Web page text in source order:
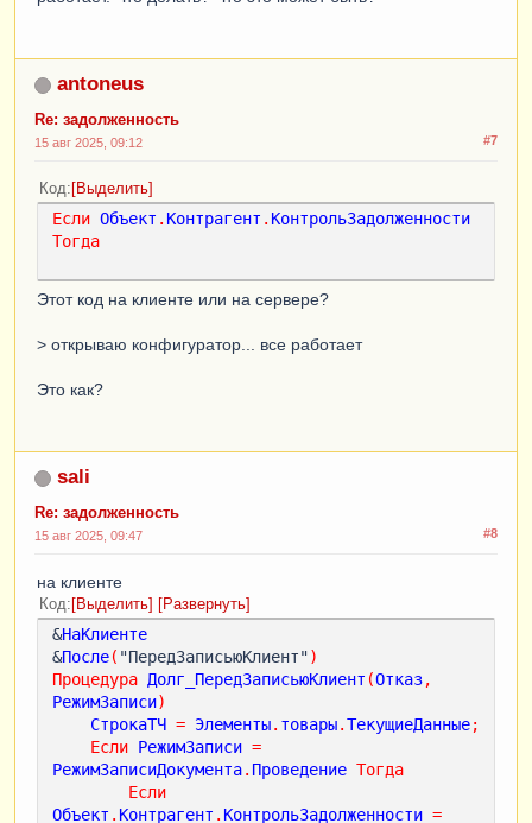
antoneus
Re: задолженность
#7
15 авг 2025, 09:12
Код Выделить
Если Объект . Контрагент . КонтрольЗадолженности
Тогда
Этот код на клиенте или на сервере?
> открываю конфигуратор... все работает
Это как?
sali
Re: задолженность
#8
15 авг 2025, 09:47
на клиенте
Код Выделить Развернуть
&НаКлиенте
&После( "ПередЗаписьюКлиент")
Процедура Долг_ПередЗаписьюКлиент (Отказ,
РежимЗаписи)
СтрокаТЧ = Элементы. товары.ТекущиеДанные;
Если РежимЗаписи =
РежимЗаписиДокумента. Проведение Тогда
Если
Объект . Контрагент . КонтрольЗадолженности =